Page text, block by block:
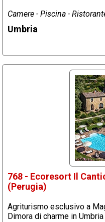
Camere - Piscina -
Umbria
768 - Ecoresort Il
(Perugia)
Agriturismo esclusivo a
Dimora di charme in